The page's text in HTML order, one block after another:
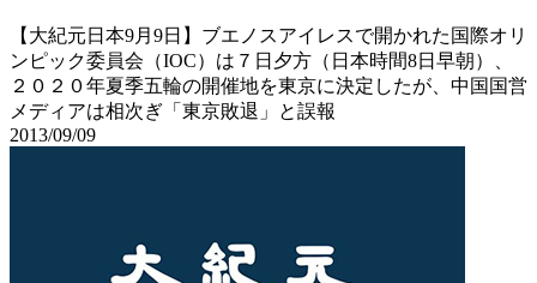
【大紀元日本9月9日】ブエノスアイレスで開かれた国際オリ
ンピック委員会（IOC）は７日夕方（日本時間8日早朝）、
２０２０年夏季五輪の開催地を東京に決定したが、中国国営
メディアは相次ぎ「東京敗退」と誤報
2013/09/09